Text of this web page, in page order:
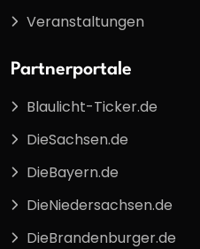
Veranstaltungen
Partnerportale
Blaulicht-Ticker.de
DieSachsen.de
DieBayern.de
DieNiedersachsen.de
DieBrandenburger.de